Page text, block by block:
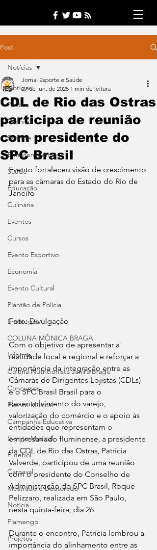
Post
Notícias
Política
Opinião
Esporte
Entretenimento
Saúde
Educação
Culinária
Eventos
Cursos
Evento Esportivo
Economia
Evento Cultural
Plantão de Polícia
Empregos
COLUNA MÔNICA BRAGA
Informe
Coluna Nutricionista Janira Braga
Concursos
Evento Musical
Campanha Educativa
Evento Musical
Futebol
Carnaval
Mestrado e Doutorado
Notícia
Flamengo
Projetos
Notícias
CDL de Rio das Ostras
participa de reunião
com presidente do
SPC Brasil
Jornal Esporte e Saúde
27 de jun. de 2025 1 min de leitura
Evento fortaleceu visão de crescimento
para as câmaras do Estado do Rio de
Janeiro
Foto: Divulgação
Com o objetivo de apresentar a
realidade local e regional e reforçar a
importância da integração entre as
Câmaras de Dirigentes Lojistas (CDLs)
e o SPC Brasil Brasil para o
desenvolvimento do varejo,
valorização do comércio e o apoio às
entidades que representam o
empresariado fluminense, a presidente
da CDL de Rio das Ostras, Patrícia
Valverde, participou de uma reunião
com o presidente do Conselho de
Administração do SPC Brasil, Roque
Pelizzaro, realizada em São Paulo,
nesta quinta-feira, dia 26.
Durante o encontro, Patrícia lembrou a
importância do alinhamento entre as